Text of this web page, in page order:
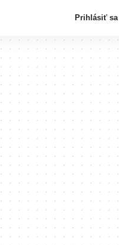
Prihlásiť sa